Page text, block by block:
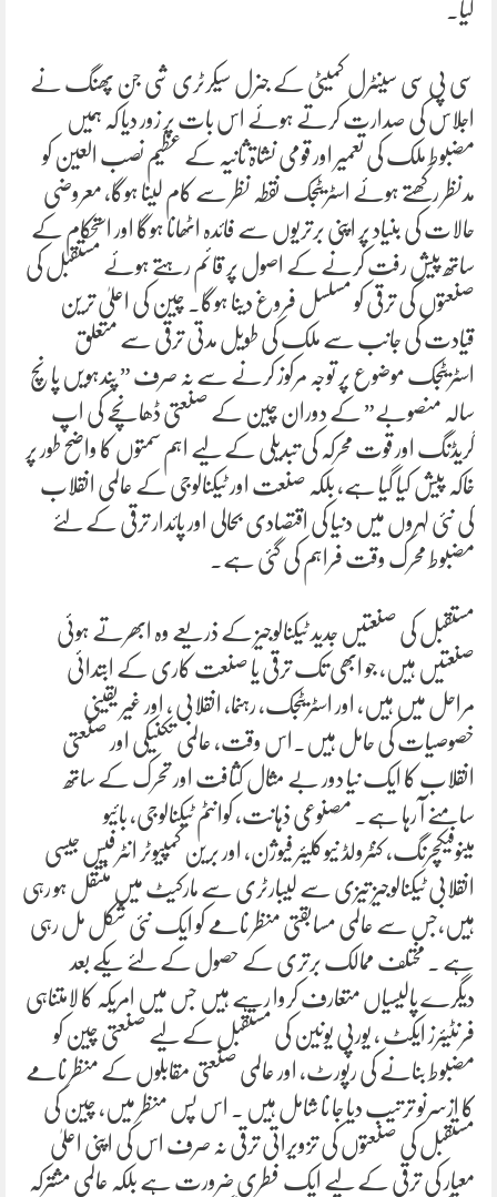
کیا۔
سی پی سی سینٹرل کمیٹی کے جنرل سیکرٹری شی جن پھنگ نے
اجلاس کی صدارت کرتے ہوئے اس بات پر زور دیا کہ ہمیں
مضبوط ملک کی تعمیر اور قومی نشاۃ ثانیہ کے عظیم نصب العین کو
مدنظر رکھتے ہوئے اسٹریٹجک نقطہ نظر سے کام لینا ہوگا، معروضی
حالات کی بنیاد پر اپنی برتریوں سے فائدہ اٹھانا ہوگا اور استحکام کے
ساتھ پیش رفت کرنے کے اصول پر قائم رہتے ہوئے مستقبل کی
صنعتوں کی ترقی کو مسلسل فروغ دینا ہوگا۔ چین کی اعلیٰ ترین
قیادت کی جانب سے ملک کی طویل مدتی ترقی سے متعلق
اسٹریٹجک موضوع پر توجہ مرکوز کرنے سے نہ صرف ” پندہویں پانچ
سالہ منصوبے” کے دوران چین کے صنعتی ڈھانچے کی اپ
گریڈنگ اور قوت محرکہ کی تبدیلی کے لیے اہم سمتوں کا واضح طور پر
خاکہ پیش کیا گیا ہے، بلکہ صنعت اور ٹیکنالوجی کے عالمی انقلاب
کی نئی لہروں میں دنیا کی اقتصادی بحالی اور پائدار ترقی کے لئے
مضبوط محرک وقت فراہم کی گئی ہے۔
مستقبل کی صنعتیں جدید ٹیکنالوجیز کے ذریعے وہ ابھرتے ہوئی
صنعتیں ہیں، جو ابھی تک ترقی یا صنعت کاری کے ابتدائی
مراحل میں ہیں، اور اسٹریٹجک، رہنما، انقلابی ، اور غیر یقینی
خصوصیات کی حامل ہیں۔اس وقت، عالمی تکنیکی اور صنعتی
انقلاب کا ایک نیا دور بے مثال کثافت اور تحرک کے ساتھ
سامنے آ رہا ہے۔ مصنوعی ذہانت، کوانٹم ٹیکنالوجی، بائیو
مینوفیکچرنگ، کنٹرولڈ نیوکلیئر فیوژن، اور برین کمپیوٹر انٹرفیس جیسی
انقلابی ٹیکنالوجیز تیزی سے لیبارٹری سے مارکیٹ میں منتقل ہو رہی
ہیں،جس سے عالمی مسابقتی منظر نامے کو ایک نئی شکل مل رہی
ہے ۔ مختلف ممالک برتری کے حصول کے لئے یکے بعد
دیگرے پالیسیاں متعارف کروا رہے ہیں جس میں امریکہ کا لامتناہی
فرنٹیئرز ایکٹ ، یورپی یونین کی مستقبل کے لیے صنعتی چین کو
مضبوط بنانے کی رپورٹ، اور عالمی صنعتی مقابلوں کے منظر نامے
کا ازسرنو ترتیب دیا جا نا شامل ہیں ۔ اس پس منظر میں، چین کی
مستقبل کی صنعتوں کی تزویراتی ترقی نہ صرف اس کی اپنی اعلیٰ
معیار کی ترقی کے لیے ایک فطری ضرورت ہے بلکہ عالمی مشترکہ